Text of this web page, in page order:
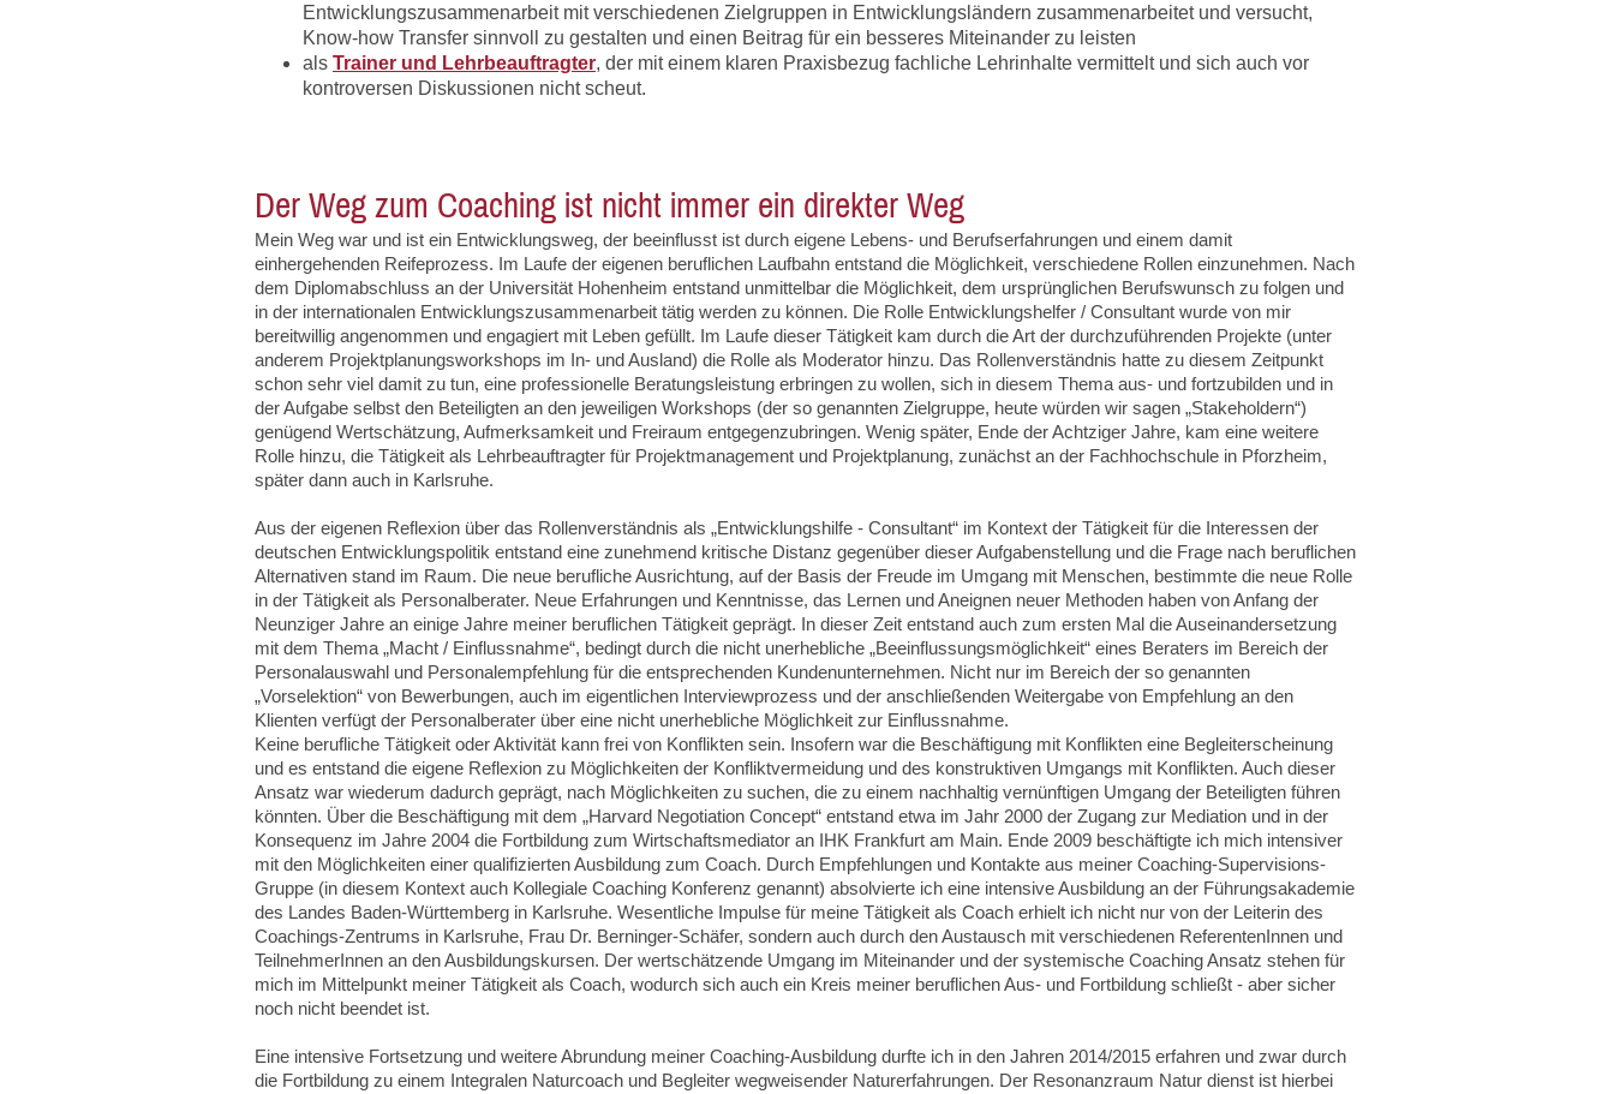
Entwicklungszusammenarbeit mit verschiedenen Zielgruppen in Entwicklungsländern zusammenarbeitet und versucht,
Know-how Transfer sinnvoll zu gestalten und einen Beitrag für ein besseres Miteinander zu leisten
als Trainer und Lehrbeauftragter, der mit einem klaren Praxisbezug fachliche Lehrinhalte vermittelt und sich auch vor
kontroversen Diskussionen nicht scheut.
Der Weg zum Coaching ist nicht immer ein direkter Weg
Mein Weg war und ist ein Entwicklungsweg, der beeinflusst ist durch eigene Lebens- und Berufserfahrungen und einem damit
einhergehenden Reifeprozess. Im Laufe der eigenen beruflichen Laufbahn entstand die Möglichkeit, verschiedene Rollen einzunehmen. Nach
dem Diplomabschluss an der Universität Hohenheim entstand unmittelbar die Möglichkeit, dem ursprünglichen Berufswunsch zu folgen und
in der internationalen Entwicklungszusammenarbeit tätig werden zu können. Die Rolle Entwicklungshelfer / Consultant wurde von mir
bereitwillig angenommen und engagiert mit Leben gefüllt. Im Laufe dieser Tätigkeit kam durch die Art der durchzuführenden Projekte (unter
anderem Projektplanungsworkshops im In- und Ausland) die Rolle als Moderator hinzu. Das Rollenverständnis hatte zu diesem Zeitpunkt
schon sehr viel damit zu tun, eine professionelle Beratungsleistung erbringen zu wollen, sich in diesem Thema aus- und fortzubilden und in
der Aufgabe selbst den Beteiligten an den jeweiligen Workshops (der so genannten Zielgruppe, heute würden wir sagen „Stakeholdern“)
genügend Wertschätzung, Aufmerksamkeit und Freiraum entgegenzubringen. Wenig später, Ende der Achtziger Jahre, kam eine weitere
Rolle hinzu, die Tätigkeit als Lehrbeauftragter für Projektmanagement und Projektplanung, zunächst an der Fachhochschule in Pforzheim,
später dann auch in Karlsruhe.
Aus der eigenen Reflexion über das Rollenverständnis als „Entwicklungshilfe - Consultant“ im Kontext der Tätigkeit für die Interessen der
deutschen Entwicklungspolitik entstand eine zunehmend kritische Distanz gegenüber dieser Aufgabenstellung und die Frage nach beruflichen
Alternativen stand im Raum. Die neue berufliche Ausrichtung, auf der Basis der Freude im Umgang mit Menschen, bestimmte die neue Rolle
in der Tätigkeit als Personalberater. Neue Erfahrungen und Kenntnisse, das Lernen und Aneignen neuer Methoden haben von Anfang der
Neunziger Jahre an einige Jahre meiner beruflichen Tätigkeit geprägt. In dieser Zeit entstand auch zum ersten Mal die Auseinandersetzung
mit dem Thema „Macht / Einflussnahme“, bedingt durch die nicht unerhebliche „Beeinflussungsmöglichkeit“ eines Beraters im Bereich der
Personalauswahl und Personalempfehlung für die entsprechenden Kundenunternehmen. Nicht nur im Bereich der so genannten
„Vorselektion“ von Bewerbungen, auch im eigentlichen Interviewprozess und der anschließenden Weitergabe von Empfehlung an den
Klienten verfügt der Personalberater über eine nicht unerhebliche Möglichkeit zur Einflussnahme.
Keine berufliche Tätigkeit oder Aktivität kann frei von Konflikten sein. Insofern war die Beschäftigung mit Konflikten eine Begleiterscheinung
und es entstand die eigene Reflexion zu Möglichkeiten der Konfliktvermeidung und des konstruktiven Umgangs mit Konflikten. Auch dieser
Ansatz war wiederum dadurch geprägt, nach Möglichkeiten zu suchen, die zu einem nachhaltig vernünftigen Umgang der Beteiligten führen
könnten. Über die Beschäftigung mit dem „Harvard Negotiation Concept“ entstand etwa im Jahr 2000 der Zugang zur Mediation und in der
Konsequenz im Jahre 2004 die Fortbildung zum Wirtschaftsmediator an IHK Frankfurt am Main. Ende 2009 beschäftigte ich mich intensiver
mit den Möglichkeiten einer qualifizierten Ausbildung zum Coach. Durch Empfehlungen und Kontakte aus meiner Coaching-Supervisions-
Gruppe (in diesem Kontext auch Kollegiale Coaching Konferenz genannt) absolvierte ich eine intensive Ausbildung an der Führungsakademie
des Landes Baden-Württemberg in Karlsruhe. Wesentliche Impulse für meine Tätigkeit als Coach erhielt ich nicht nur von der Leiterin des
Coachings-Zentrums in Karlsruhe, Frau Dr. Berninger-Schäfer, sondern auch durch den Austausch mit verschiedenen ReferentenInnen und
TeilnehmerInnen an den Ausbildungskursen. Der wertschätzende Umgang im Miteinander und der systemische Coaching Ansatz stehen für
mich im Mittelpunkt meiner Tätigkeit als Coach, wodurch sich auch ein Kreis meiner beruflichen Aus- und Fortbildung schließt - aber sicher
noch nicht beendet ist.
Eine intensive Fortsetzung und weitere Abrundung meiner Coaching-Ausbildung durfte ich in den Jahren 2014/2015 erfahren und zwar durch
die Fortbildung zu einem Integralen Naturcoach und Begleiter wegweisender Naturerfahrungen. Der Resonanzraum Natur dienst ist hierbei